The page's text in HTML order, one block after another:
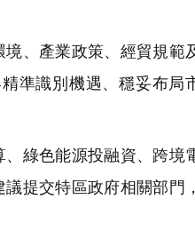
、產業政策、經貿規範
準識別機遇、穩妥布局
綠色能源投融資、跨境
提交特區政府相關部門，